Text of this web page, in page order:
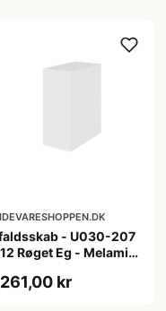
- U030-207
Røget Eg - Melamin,
kr